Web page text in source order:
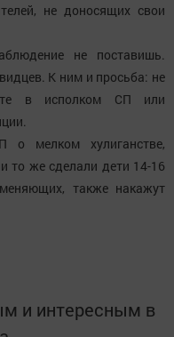
не доносящих свои
не поставишь.
К ним и просьба: не
в исполком СП или
о мелком хулиганстве,
то же сделали дети 14-16
также накажут
и интересным в